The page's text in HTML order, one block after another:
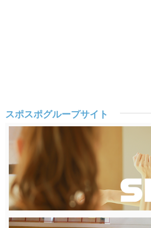
スポスポグループサイト